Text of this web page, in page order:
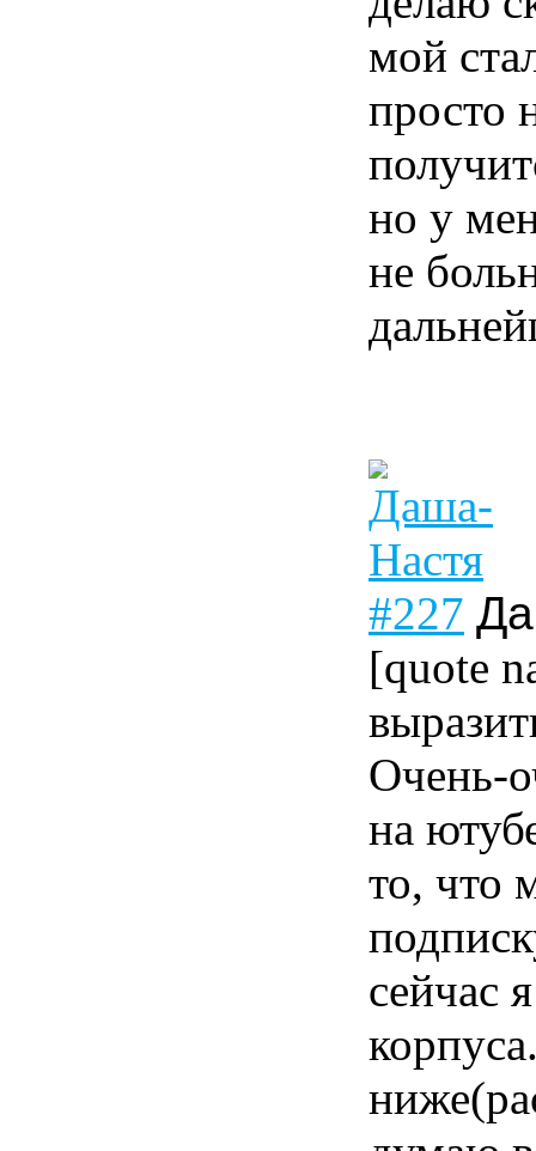
мой
просто
но у
не
#227
[quote
Очень-
на
то, что
сейчас